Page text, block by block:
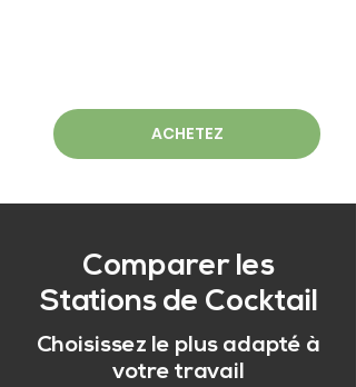
ACHETEZ
Comparer les
Stations de Cocktail
Choisissez le plus adapté à
votre travail